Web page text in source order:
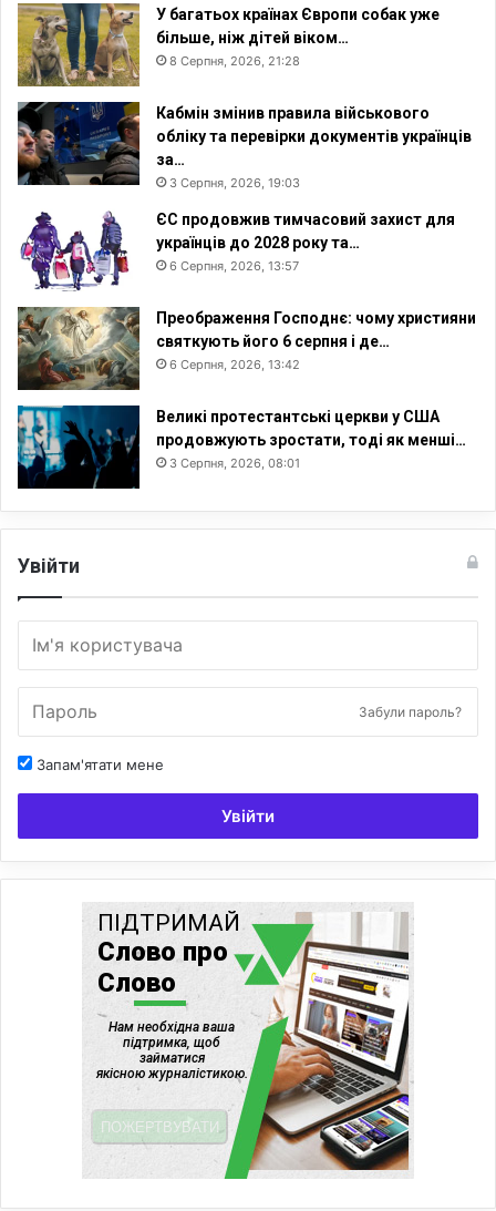
У багатьох країнах Європи собак уже
більше, ніж дітей віком…
8 Серпня, 2026, 21:28
Кабмін змінив правила військового
обліку та перевірки документів українців
за…
3 Серпня, 2026, 19:03
ЄС продовжив тимчасовий захист для
українців до 2028 року та…
6 Серпня, 2026, 13:57
Преображення Господнє: чому християни
святкують його 6 серпня і де…
6 Серпня, 2026, 13:42
Великі протестантські церкви у США
продовжують зростати, тоді як менші…
3 Серпня, 2026, 08:01
Увійти
Забули пароль?
Запам'ятати мене
Увійти